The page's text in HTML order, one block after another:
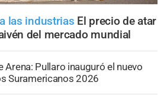
las industrias El precio de atar
del mercado mundial
Arena: Pullaro inauguró el nuevo
Suramericanos 2026